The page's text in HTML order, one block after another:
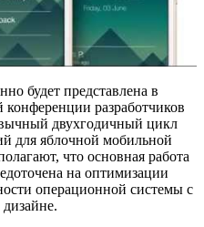
будет представлена в
конференции разработчиков
двухгодичный цикл
для яблочной мобильной
что основная работа
на оптимизации
операционной системы с